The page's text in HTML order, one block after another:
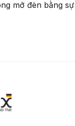
mở đèn bằng